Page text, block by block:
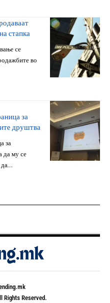
стапка
се
во
за
друштва
за
да му се
да…
Reserved.